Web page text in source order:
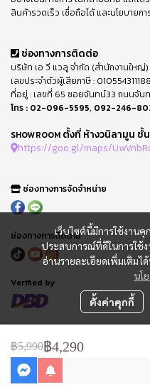
฿5,990฿4,290
เว็บไซต์นี้มีการใช้งาน
ประสบการณ์ที่ดีในการใช้
อ่านรายละเอียดเพิ่มเติมไ
นโ
ตั้งค่าคุกกี้
สินค้ารวดเร็ว เชื่อถือได้ และนโยบายก
ช่องทางการติดต่อ
บริษัท เอ วี แวลู จำกัด (สำนักงานใหญ่)
เลขประจำตัวผู้เสียภาษี :
ที่อยู่ : เลขที่ 65 ซอยจันทน์33 ถนนจัน
โทร : 02-096-5595, 092-246-
SHOWROOM ตั้งที่ ห้างวนิลามูน ชั้
https://goo.gl/maps/
ช่องทางการจัดจำหน่าย
ช่องทางการติดตาม
Verified by
ข้อกำหนดการใช้
นโยบายความเป็นส่วนตัว
การจัดการ Cookie
แจ้งชำระเงิน